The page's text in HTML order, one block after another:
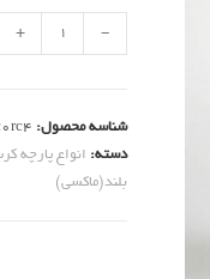
بغل
طوق
-
+
شناسه محصول:
دسته: انواع پارچه
بلند(ماکسی)